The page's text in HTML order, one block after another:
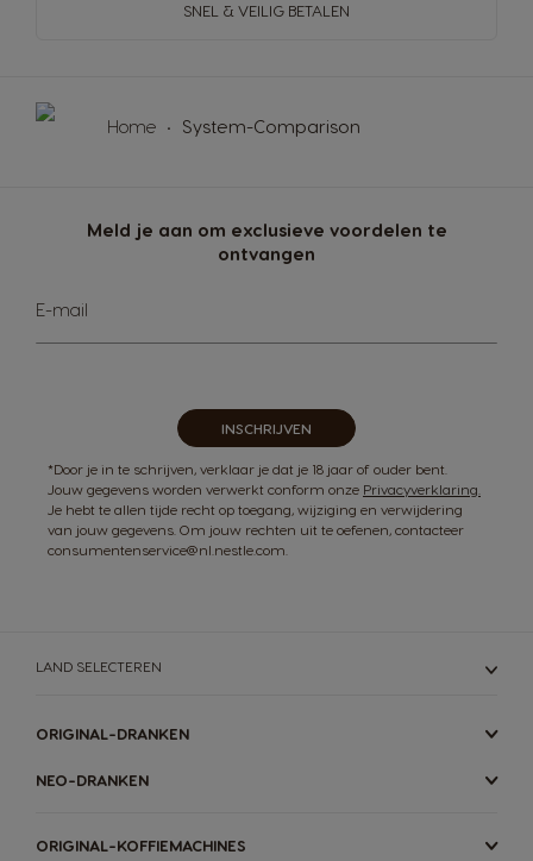
SNEL & VEILIG BETALEN
Home System-Comparison
Meld je aan om exclusieve voordelen te
ontvangen
u
E-mail
INSCHRIJVEN
*Door je in te schrijven, verklaar je dat je 18 jaar of ouder bent.
Jouw gegevens worden verwerkt conform onze Privacyverklaring.
Je hebt te allen tijde recht op toegang, wijziging en verwijdering
van jouw gegevens. Om jouw rechten uit te oefenen, contacteer
consumentenservice@nl.nestle.com.
LAND SELECTEREN
ORIGINAL-DRANKEN
NEO-DRANKEN
ORIGINAL-KOFFIEMACHINES